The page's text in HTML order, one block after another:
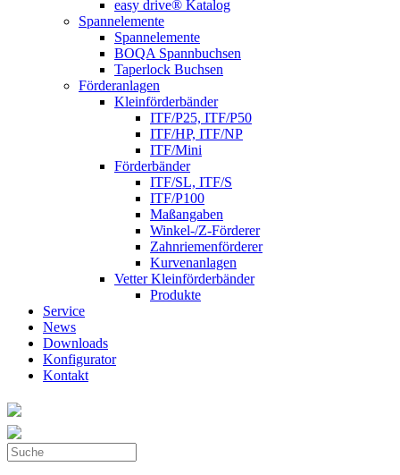
easy drive® Katalog
Spannelemente
Spannelemente
BOQA Spannbuchsen
Taperlock Buchsen
Förderanlagen
Kleinförderbänder
ITF/P25, ITF/P50
ITF/HP, ITF/NP
ITF/Mini
Förderbänder
ITF/SL, ITF/S
ITF/P100
Maßangaben
Winkel-/Z-Förderer
Zahnriemenförderer
Kurvenanlagen
Vetter Kleinförderbänder
Produkte
Service
News
Downloads
Konfigurator
Kontakt
Suche